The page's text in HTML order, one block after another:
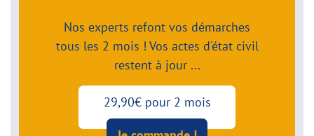
Nos experts refont vos démarches
tous les 2 mois ! Vos actes d'état civil
restent à jour ...
29,90€ pour 2 mois